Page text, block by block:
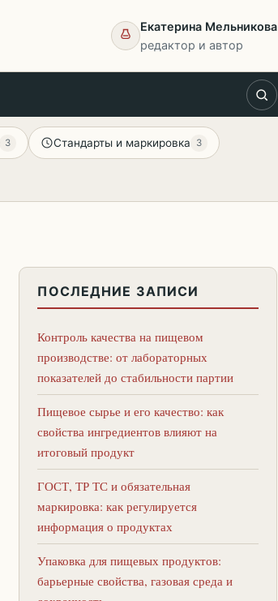
Екатерина Мельникова
редактор и автор
3 Стандарты и маркировка 3
ПОСЛЕДНИЕ ЗАПИСИ
Контроль качества на пищевом
производстве: от лабораторных
показателей до стабильности партии
Пищевое сырье и его качество: как
свойства ингредиентов влияют на
итоговый продукт
ГОСТ, ТР ТС и обязательная
маркировка: как регулируется
информация о продуктах
Упаковка для пищевых продуктов:
барьерные свойства, газовая среда и